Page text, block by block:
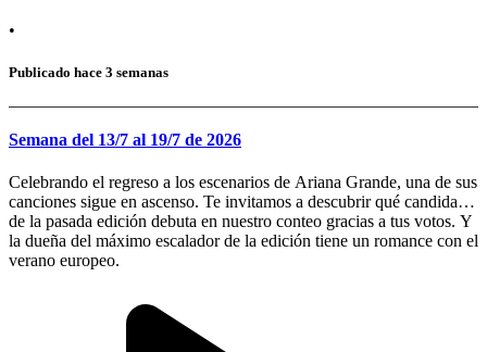
•
Publicado hace 3 semanas
Semana del 13/7 al 19/7 de 2026
Celebrando el regreso a los escenarios de Ariana Grande, una de sus
canciones sigue en ascenso. Te invitamos a descubrir qué candidato
de la pasada edición debuta en nuestro conteo gracias a tus votos. Y
la dueña del máximo escalador de la edición tiene un romance con el
verano europeo.